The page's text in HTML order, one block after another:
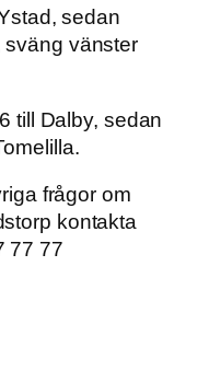
sedan
sväng vänster
till Dalby, sedan
frågor om
kontakta
77 77